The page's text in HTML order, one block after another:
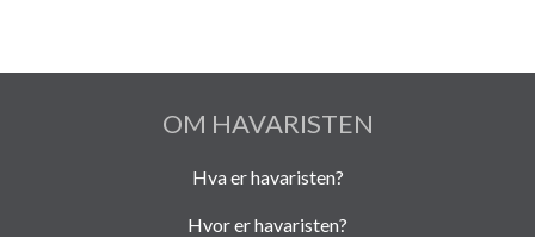
OM HAVARISTEN
Hva er havaristen?
Hvor er havaristen?